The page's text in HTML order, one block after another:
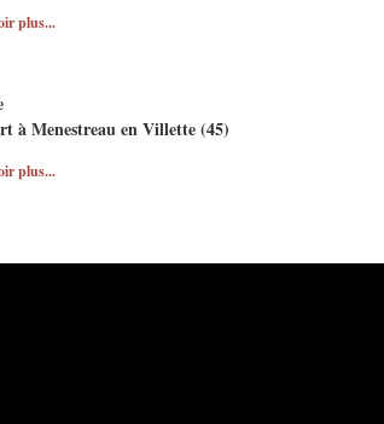
plus...
à Menestreau en Villette (45)
plus...